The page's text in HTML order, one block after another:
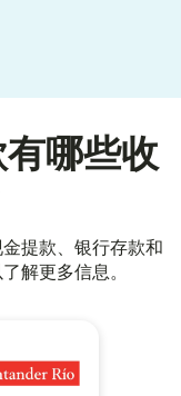
哪些收
提款、银行存款和
解更多信息。